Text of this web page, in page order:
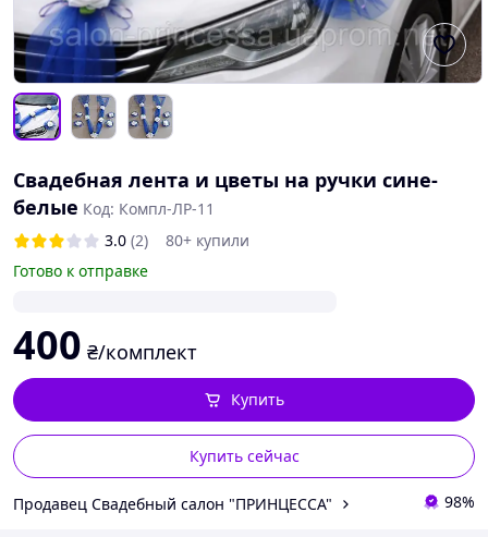
Свадебная лента и цветы на ручки сине-
белые Код: Компл-ЛР-11
3.0 (2)
80+ купили
Готово к отправке
400 ₴/комплект
Купить сейчас
Купить
Продавец Свадебный салон "ПРИНЦЕССА" 98%